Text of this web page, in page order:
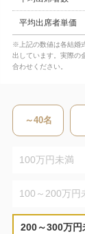
平均出席者単価
※上記の数値は各結婚
出しています。実際の
合わせください。
～40名
100万円未満
100～200万円
200～300万円